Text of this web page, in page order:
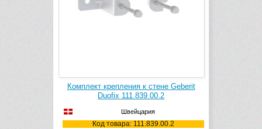
Комплект крепления к стене Geberit
Duofix 111.839.00.2
Швейцария
Код товара: 111.839.00.2